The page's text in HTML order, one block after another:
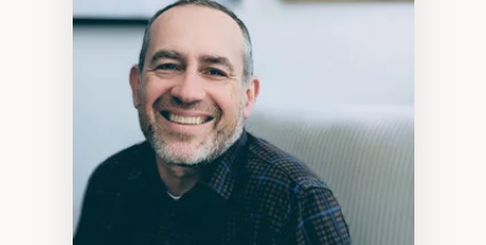
Pédagogies critiques et justice sociale
Éthique relationnelle et sollicitude en
éducation
Décolonisation et autochtonisation de la
formation à l’enseignement
Littératie et didactique du français
Éducation inclusive
Formation à l’enseignement en contexte
francophone minoritaire
Identité linguistique et culturelle
Recherche-action et approches
participatives
Leadership éducatif et pratiques réflexives
Éducation durable et bien-être en